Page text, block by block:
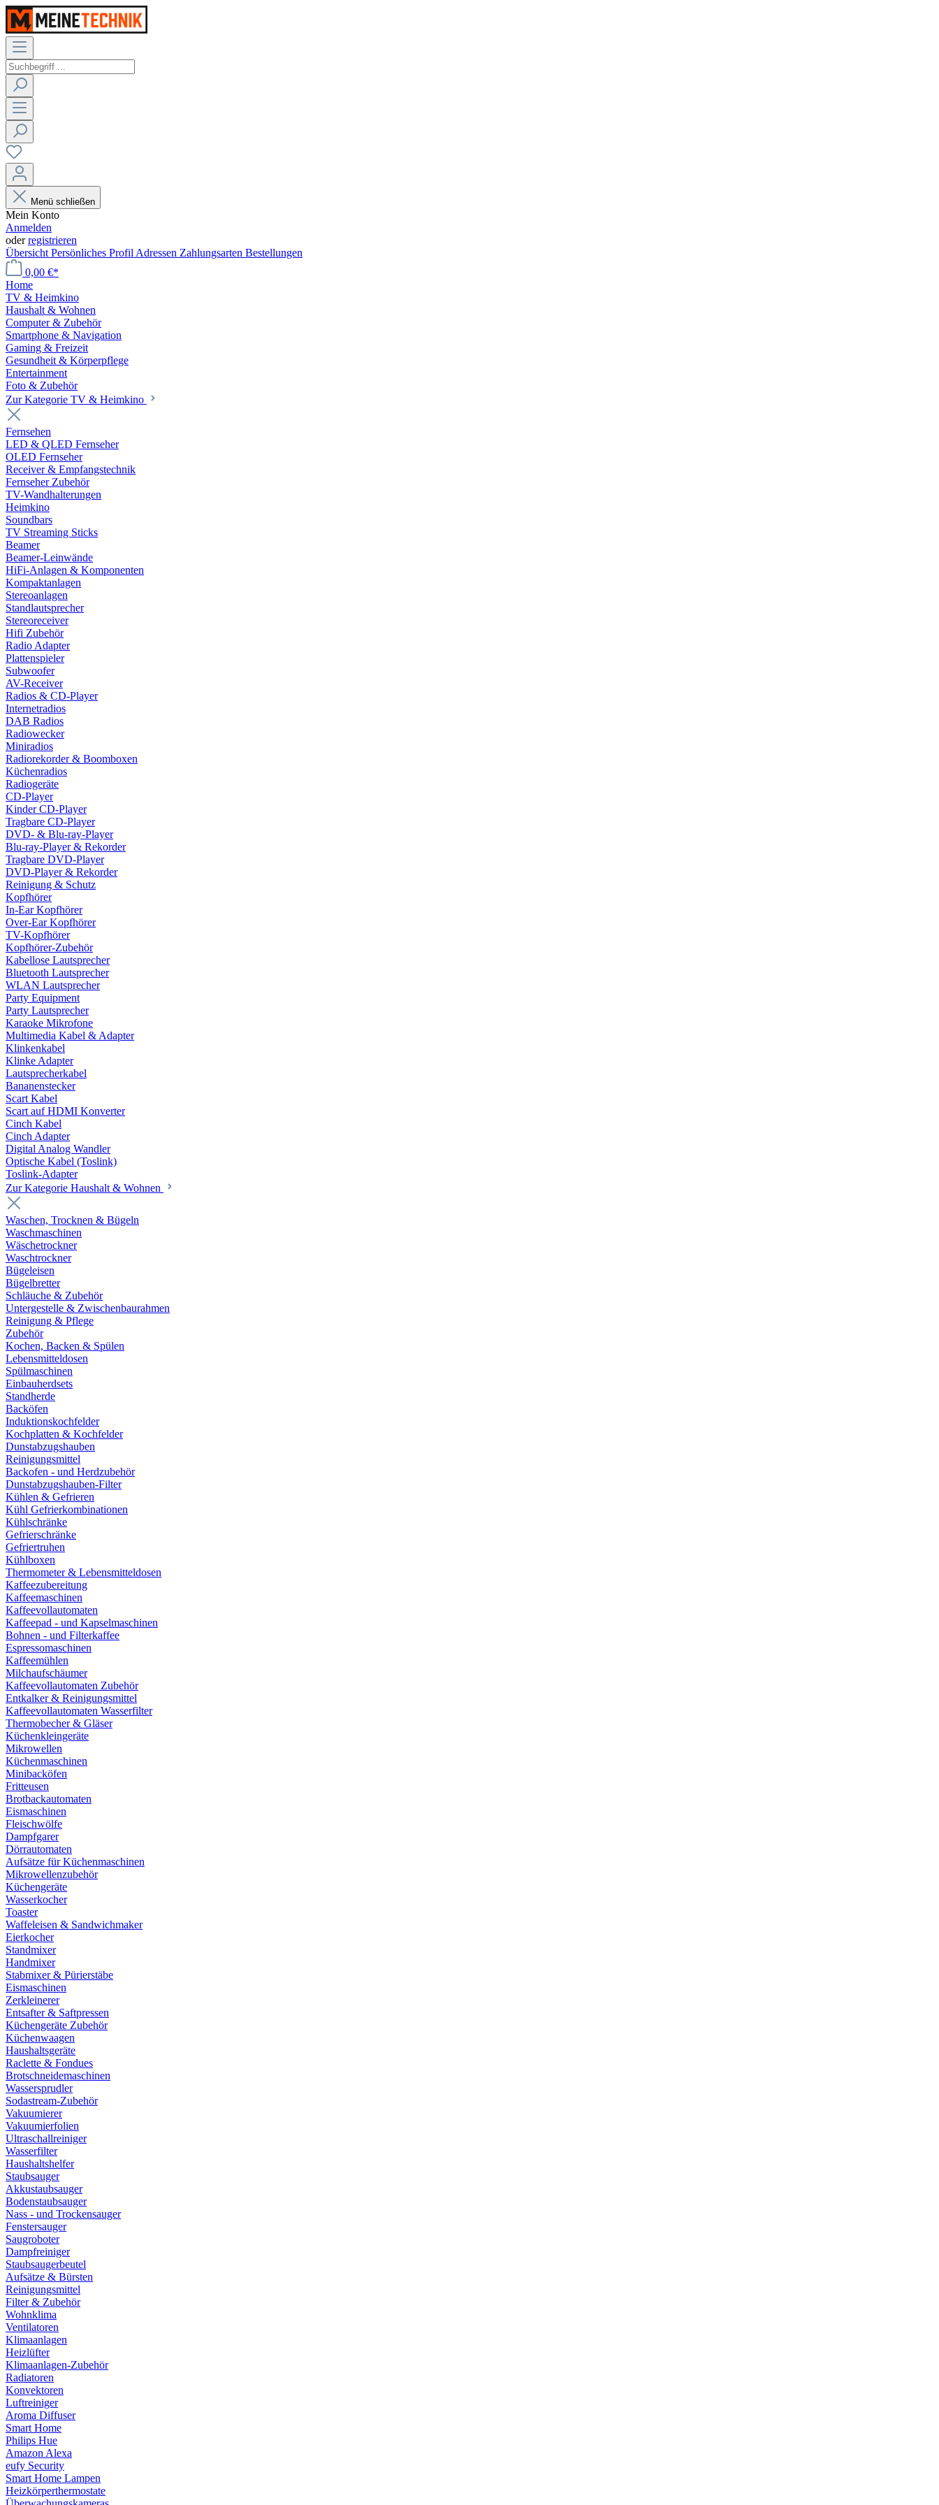
Menü schließen
Mein Konto
Anmelden
oderregistrieren
Übersicht Persönliches Profil Adressen Zahlungsarten Bestellungen
0,00 €*
Home
TV & Heimkino
Haushalt & Wohnen
Computer & Zubehör
Smartphone & Navigation
Gaming & Freizeit
Gesundheit & Körperpflege
Entertainment
Foto & Zubehör
Zur Kategorie TV & Heimkino
Fernsehen
LED & QLED Fernseher
OLED Fernseher
Receiver & Empfangstechnik
Fernseher Zubehör
TV-Wandhalterungen
Heimkino
Soundbars
TV Streaming Sticks
Beamer
Beamer-Leinwände
HiFi-Anlagen & Komponenten
Kompaktanlagen
Stereoanlagen
Standlautsprecher
Stereoreceiver
Hifi Zubehör
Radio Adapter
Plattenspieler
Subwoofer
AV-Receiver
Radios & CD-Player
Internetradios
DAB Radios
Radiowecker
Miniradios
Radiorekorder & Boomboxen
Küchenradios
Radiogeräte
CD-Player
Kinder CD-Player
Tragbare CD-Player
DVD- & Blu-ray-Player
Blu-ray-Player & Rekorder
Tragbare DVD-Player
DVD-Player & Rekorder
Reinigung & Schutz
Kopfhörer
In-Ear Kopfhörer
Over-Ear Kopfhörer
TV-Kopfhörer
Kopfhörer-Zubehör
Kabellose Lautsprecher
Bluetooth Lautsprecher
WLAN Lautsprecher
Party Equipment
Party Lautsprecher
Karaoke Mikrofone
Multimedia Kabel & Adapter
Klinkenkabel
Klinke Adapter
Lautsprecherkabel
Bananenstecker
Scart Kabel
Scart auf HDMI Konverter
Cinch Kabel
Cinch Adapter
Digital Analog Wandler
Optische Kabel (Toslink)
Toslink-Adapter
Zur Kategorie Haushalt & Wohnen
Waschen, Trocknen & Bügeln
Waschmaschinen
Wäschetrockner
Waschtrockner
Bügeleisen
Bügelbretter
Schläuche & Zubehör
Untergestelle & Zwischenbaurahmen
Reinigung & Pflege
Zubehör
Kochen, Backen & Spülen
Lebensmitteldosen
Spülmaschinen
Einbauherdsets
Standherde
Backöfen
Induktionskochfelder
Kochplatten & Kochfelder
Dunstabzugshauben
Reinigungsmittel
Backofen - und Herdzubehör
Dunstabzugshauben-Filter
Kühlen & Gefrieren
Kühl Gefrierkombinationen
Kühlschränke
Gefrierschränke
Gefriertruhen
Kühlboxen
Thermometer & Lebensmitteldosen
Kaffeezubereitung
Kaffeemaschinen
Kaffeevollautomaten
Kaffeepad - und Kapselmaschinen
Bohnen - und Filterkaffee
Espressomaschinen
Kaffeemühlen
Milchaufschäumer
Kaffeevollautomaten Zubehör
Entkalker & Reinigungsmittel
Kaffeevollautomaten Wasserfilter
Thermobecher & Gläser
Küchenkleingeräte
Mikrowellen
Küchenmaschinen
Minibacköfen
Fritteusen
Brotbackautomaten
Eismaschinen
Fleischwölfe
Dampfgarer
Dörrautomaten
Aufsätze für Küchenmaschinen
Mikrowellenzubehör
Küchengeräte
Wasserkocher
Toaster
Waffeleisen & Sandwichmaker
Eierkocher
Standmixer
Handmixer
Stabmixer & Pürierstäbe
Eismaschinen
Zerkleinerer
Entsafter & Saftpressen
Küchengeräte Zubehör
Küchenwaagen
Haushaltsgeräte
Raclette & Fondues
Brotschneidemaschinen
Wassersprudler
Sodastream-Zubehör
Vakuumierer
Vakuumierfolien
Ultraschallreiniger
Wasserfilter
Haushaltshelfer
Staubsauger
Akkustaubsauger
Bodenstaubsauger
Nass - und Trockensauger
Fenstersauger
Saugroboter
Dampfreiniger
Staubsaugerbeutel
Aufsätze & Bürsten
Reinigungsmittel
Filter & Zubehör
Wohnklima
Ventilatoren
Klimaanlagen
Heizlüfter
Klimaanlagen-Zubehör
Radiatoren
Konvektoren
Luftreiniger
Aroma Diffuser
Smart Home
Philips Hue
Amazon Alexa
eufy Security
Smart Home Lampen
Heizkörperthermostate